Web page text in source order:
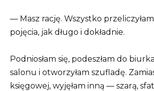
— Masz rację. Wszystko
pojęcia, jak długo i dokładnie.
Podniosłam się, podeszłam do
salonu i otworzyłam szufladę.
księgowej, wyjęłam inną — szarą,